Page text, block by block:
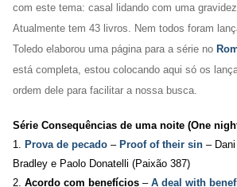
com este tema: casal lidando com uma
Atualmente tem 43 livros. Nem todos foram
Toledo elaborou uma página para a série no
está completa, estou colocando aqui só os
ordem dele para facilitar a nossa busca.
Série Consequências de uma noite (One
1.
Prova de pecado – Proof of their sin –
Bradley e Paolo Donatelli (Paixão 387)
2. Acordo com benefícios – A deal with